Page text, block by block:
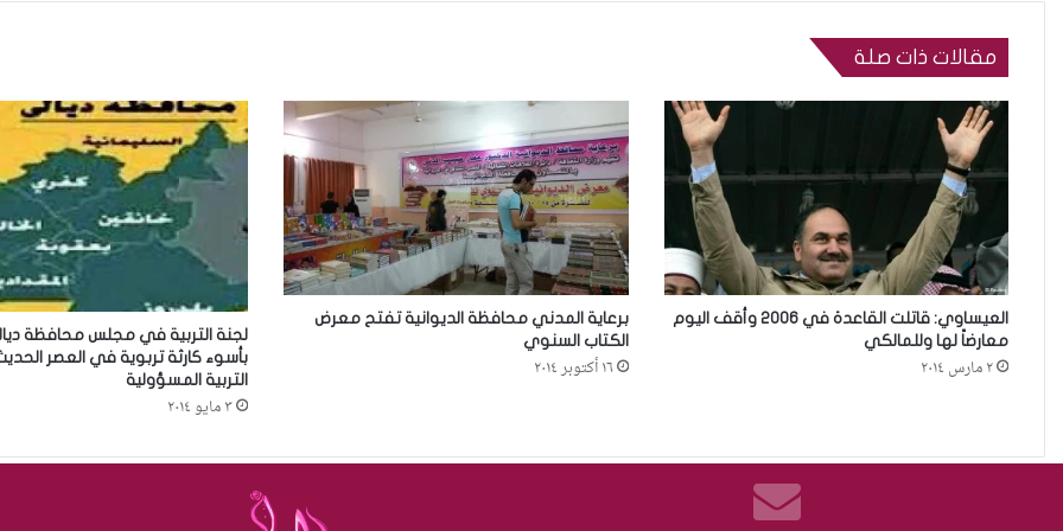
مقالات ذات صلة
العيساوي: قاتلت القاعدة في 2006 وأقف اليوم
معارضاً لها وللمالكي
٢ مارس ٢٠١٤
برعاية المدني محافظة الديوانية تفتح معرض
الكتاب السنوي
١٦ أكتوبر ٢٠١٤
لجنة التربية في مجلس محافظة
بأسوء كارثة تربوية في العصر
التربية المسؤولية
٣ مايو ٢٠١٤